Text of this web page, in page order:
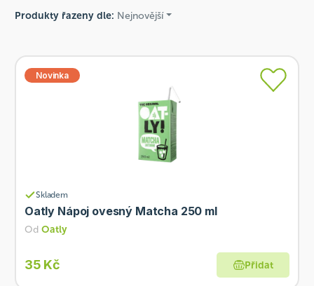
Produkty řazeny dle: Nejnovější
Novinka
Skladem
Oatly Nápoj ovesný Matcha 250 ml
Od Oatly
35 Kč Přidat